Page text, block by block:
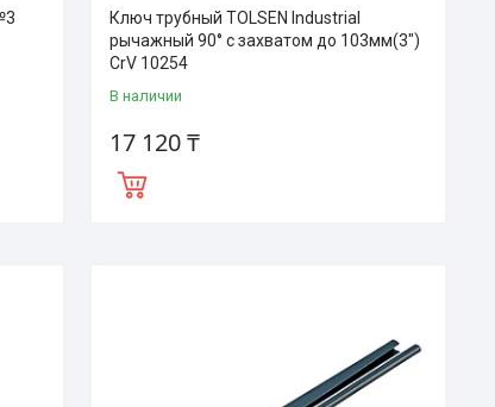
Ключ трубный TOLSEN Industrial
рычажный 90° с захватом до 103мм(3")
CrV 10254
В наличии
17 120 ₸